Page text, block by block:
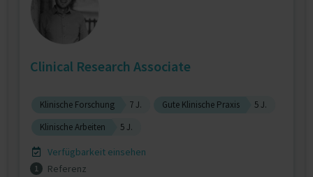
Clinical Research Associate
Klinische Forschung 7 J. Gute Klinische Praxis
5 J.
Klinische Arbeiten
5 J.
Verfügbarkeit einsehen
1
Referenz